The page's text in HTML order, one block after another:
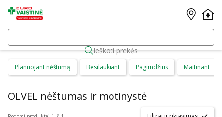
Ieškoti prekės
Planuojant nėštumą Besilaukiant Pagimdžius Maitinant
OLVEL nėštumas ir motinystė